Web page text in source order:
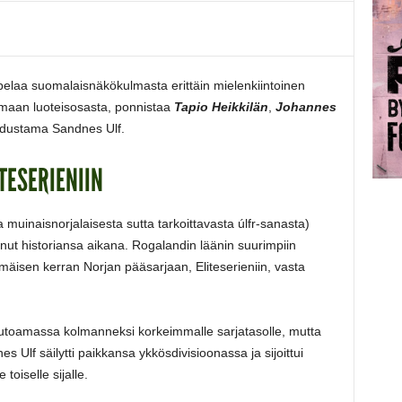
suomalaisnäkökulmasta erittäin mielenkiintoinen
luoteisosasta, ponnistaa Tapio Heikkilän Johannes
Sandnes Ulf.
sutta tarkoittavasta úlfr-sanasta)
historiansa aikana. Rogalandin läänin suurimpiin
kerran Norjan pääsarjaan, Eliteserieniin, vasta
kolmanneksi korkeimmalle sarjatasolle, mutta
Ulf säilytti paikkansa ykkösdivisioonassa ja sijoittui
toiselle sijalle.